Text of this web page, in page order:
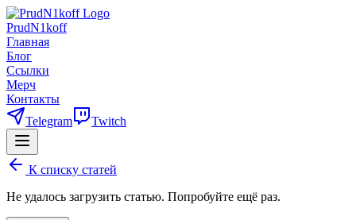
PrudN1koff
Главная
Блог
Ссылки
Мерч
Контакты
Telegram
Twitch
К списку статей
Не удалось загрузить статью. Попробуйте ещё раз.